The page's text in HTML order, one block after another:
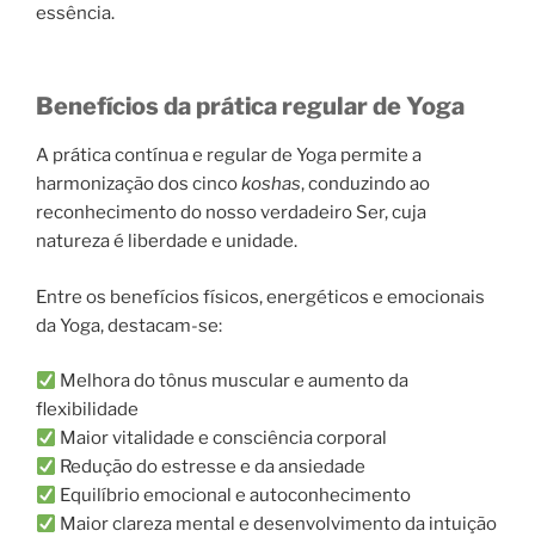
essência.
Benefícios da prática regular de Yoga
A prática contínua e regular de Yoga permite a
harmonização dos cincokoshas, conduzindo ao
reconhecimento do nosso verdadeiro Ser, cuja
natureza é liberdade e unidade.
Entre os benefícios físicos, energéticos e emocionais
da Yoga, destacam-se:
Melhora do tônus muscular e aumento da
flexibilidade
Maior vitalidade e consciência corporal
Redução do estresse e da ansiedade
Equilíbrio emocional e autoconhecimento
Maior clareza mental e desenvolvimento da intuição